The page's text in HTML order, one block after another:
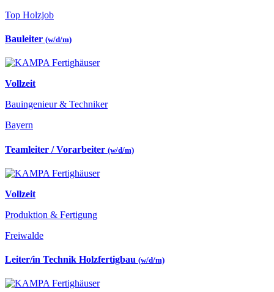
Top Holzjob
Bauleiter (w/d/m)
Vollzeit
Bauingenieur & Techniker
Bayern
Teamleiter / Vorarbeiter (w/d/m)
Vollzeit
Produktion & Fertigung
Freiwalde
Leiter/in Technik Holzfertigbau (w/d/m)